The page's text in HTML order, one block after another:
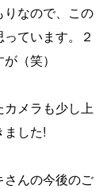
なので、この
ています。２
（笑）
メラも少し上
した!
さんの今後のご